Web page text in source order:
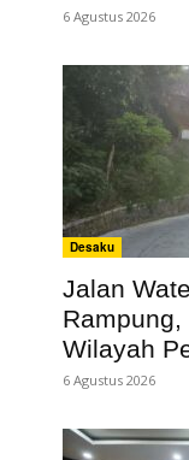
6 Agustus 2026
Desaku
Jalan
Wilayah
6 Agustus 2026